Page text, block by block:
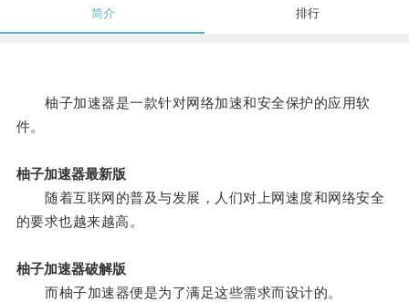
简介 排行
柚子加速器是一款针对网络加速和安全保护的应用软
件。
柚子加速器最新版
随着互联网的普及与发展，人们对上网速度和网络安全
的要求也越来越高。
柚子加速器破解版
而柚子加速器便是为了满足这些需求而设计的。